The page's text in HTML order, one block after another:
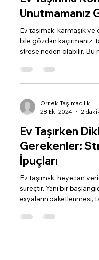
Unutmamanız
Ev taşımak, karmaşık ve detaylı bir süreçtir. Küçük bir ayrıntıyı
bile gözden kaçırmanız, taşınma sürecinizi zorlaştırabilir ve
strese neden olabilir. Bu nedenle, taşınma öncesinde, sırasında
hazırlamak oldukça faydalı olacaktır. İşte,
kolaylaştıracak
durumuna ve kendi
Örnek Taşımacılık
28 Eki 2024
2
Ev Taşırken
Gerekenler:
İpuçları
Ev taşımak, heyecan verici olduğu kadar stresli de olabilen bir
süreçtir. Yeni bir başlangıç yapmanın coşkusuyla birlikte,
eşyaların paketlenmesi, taşınması ve yerleştirilmesi gibi birçok
ile taşınma sürecini
İşte, ev taşırken dikkat etmeniz gereken önemli noktalar: 1.